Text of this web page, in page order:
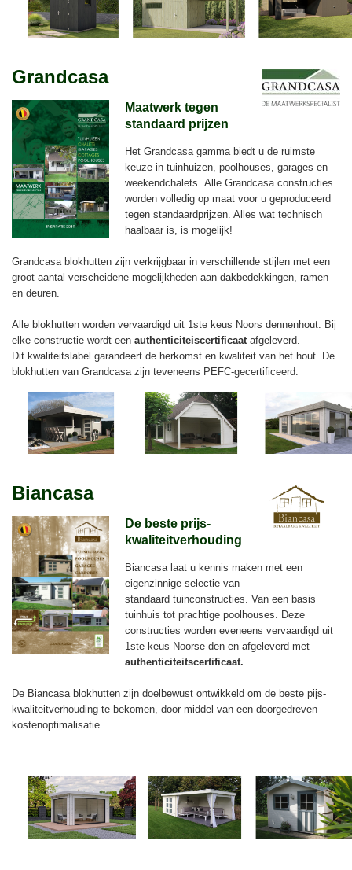
Grandcasa
Maatwerk tegen
standaard prijzen
Het Grandcasa gamma biedt u de ruimste
keuze in tuinhuizen, poolhouses, garages en
weekendchalets. Alle Grandcasa constructies
worden volledig op maat voor u geproduceerd
tegen standaardprijzen. Alles wat technisch
haalbaar is, is mogelijk!
Grandcasa blokhutten zijn verkrijgbaar in verschillende stijlen met een
groot aantal verscheidene mogelijkheden aan dakbedekkingen, ramen
en deuren.
Alle blokhutten worden vervaardigd uit 1ste keus Noors dennenhout. Bij
elke constructie wordt een authenticiteiscertificaatafgeleverd.
Dit kwaliteitslabel garandeert de herkomst en kwaliteit van het hout. De
blokhutten van Grandcasa zijn teveneens PEFC-gecertificeerd.
Biancasa
De beste prijs-
kwaliteitverhouding
Biancasa laat u kennis maken met een
eigenzinnige selectie van
standaard tuinconstructies. Van een basis
tuinhuis tot prachtige poolhouses. Deze
constructies worden eveneens vervaardigd uit
1ste keus Noorse den en afgeleverd met
authenticiteitscertificaat.
De Biancasa blokhutten zijn doelbewust ontwikkeld om de beste pijs-
kwaliteitverhouding te bekomen, door middel van een doorgedreven
kostenoptimalisatie.